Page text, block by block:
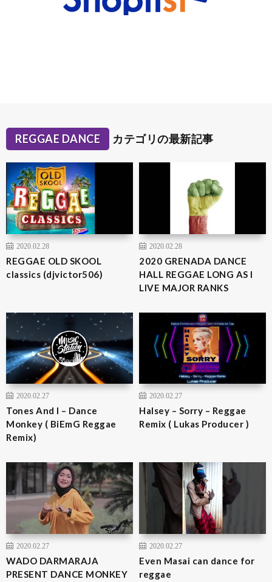
REGGAE DANCE カテゴリの最新記事
2020.02.28
REGGAE OLD SKOOL
classics (djvictor506)
2020.02.28
2020 GRENADA DANCE
HALL REGGAE LONG AS I
LIVE MAJOR RANKS
2020.02.27
Tones And I – Dance
Monkey ( BiEmG Reggae
Remix)
2020.02.27
Halsey – Sorry – Reggae
Remix ( Lukas Producer )
2020.02.27
WADO DARMARAJA
PRESENT DANCE MONKEY
2020.02.27
Even Masai can dance for
reggae